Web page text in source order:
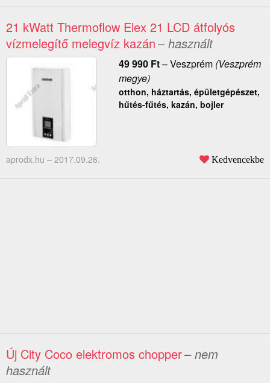
21 kWatt Thermoflow Elex 21 LCD átfolyós
vízmelegítő melegvíz kazán– használt
49 990 Ft–Veszprém(Veszprém
megye)
otthon, háztartás, épületgépészet,
hűtés-fűtés, kazán, bojler
aprodx.hu – 2017.09.26. Kedvencekbe
Új City Coco elektromos chopper– nem
használt